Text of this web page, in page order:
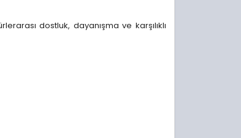
dostluk, dayanışma ve karşılıklı